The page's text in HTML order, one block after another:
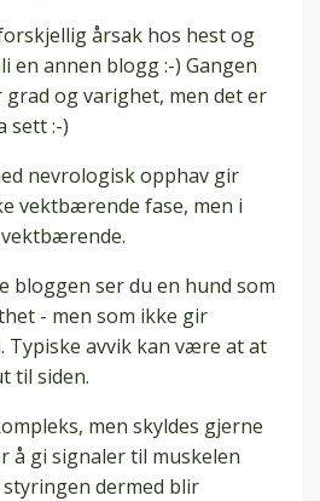
årsak hos hest og
en annen blogg :-) Gangen
og varighet, men det er
sett :-)
nevrologisk opphav gir
vektbærende fase, men i
bloggen ser du en hund som
- men som ikke gir
Typiske avvik kan være at at
til siden.
men skyldes gjerne
å gi signaler til muskelen
dermed blir